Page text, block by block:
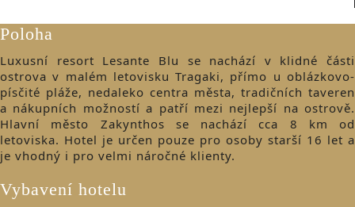
Poloha
Luxusní resort Lesante Blu se nachází v klidné části
ostrova v malém letovisku Tragaki, přímo u oblázkovo-
písčité pláže, nedaleko centra města, tradičních taveren
a nákupních možností a patří mezi nejlepší na ostrově.
Hlavní město Zakynthos se nachází cca 8 km od
letoviska. Hotel je určen pouze pro osoby starší 16 let a
je vhodný i pro velmi náročné klienty.
Vybavení hotelu